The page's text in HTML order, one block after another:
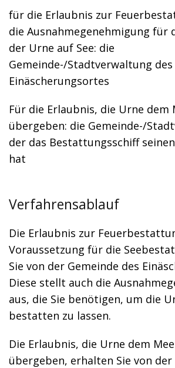
für die Erlaubnis zur
die Ausnahmegenehmigung für
der Urne auf See: die
Gemeinde-/Stadtverwaltung des
Einäscherungsortes
Für die Erlaubnis, die Urne dem
übergeben: die Gemeinde-/
der das Bestattungsschiff
hat
Verfahrensablauf
Die Erlaubnis zur
Voraussetzung für die
Sie von der Gemeinde des
Diese stellt auch die
aus, die Sie benötigen, um die
bestatten zu lassen.
Die Erlaubnis, die Urne dem
übergeben, erhalten Sie von der